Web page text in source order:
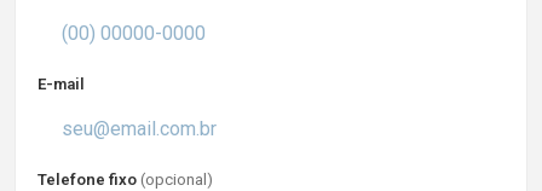
E-mail
Telefone fixo (opcional)